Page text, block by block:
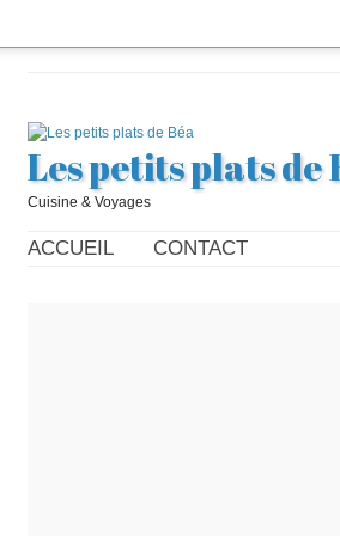
Les petits plats de
Cuisine & Voyages
ACCUEIL CONTACT